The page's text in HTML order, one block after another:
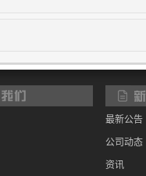
最新公告
公司动态
资讯